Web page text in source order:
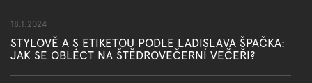
18.1.2024
STYLOVĚ A S ETIKETOU PODLE LADISLAVA ŠPAČKA:
JAK SE OBLÉCT NA ŠTĚDROVEČERNÍ VEČEŘI?